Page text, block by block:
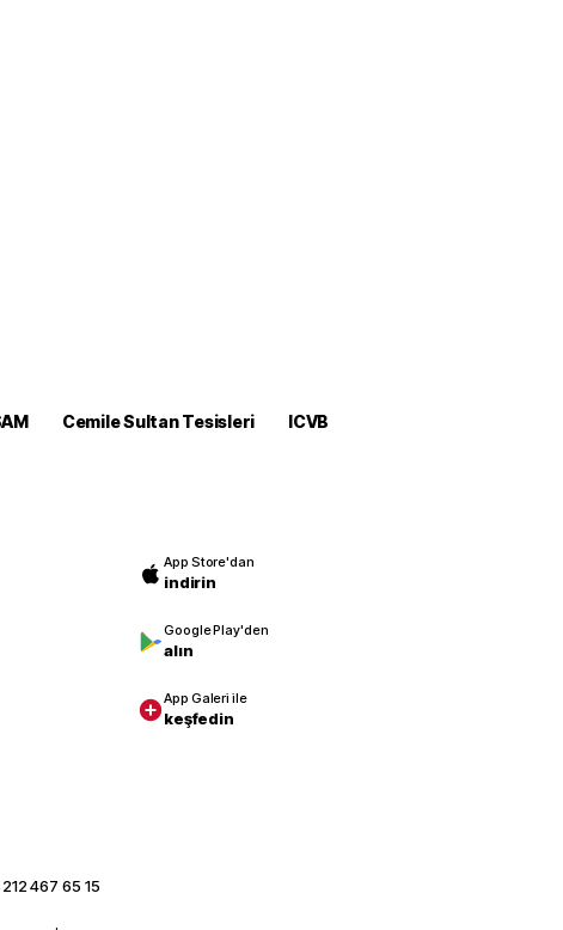
Cemile Sultan Tesisleri
ICVB
App Store'dan
indirin
Google Play'den
alın
App Galeri ile
keşfedin
467 65 15